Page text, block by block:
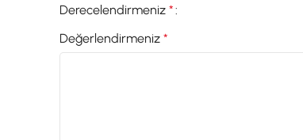
Derecelendirmeniz*
Değerlendirmeniz*